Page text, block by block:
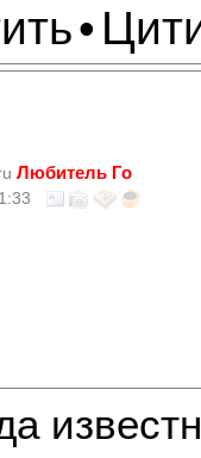
•
Любитель Го